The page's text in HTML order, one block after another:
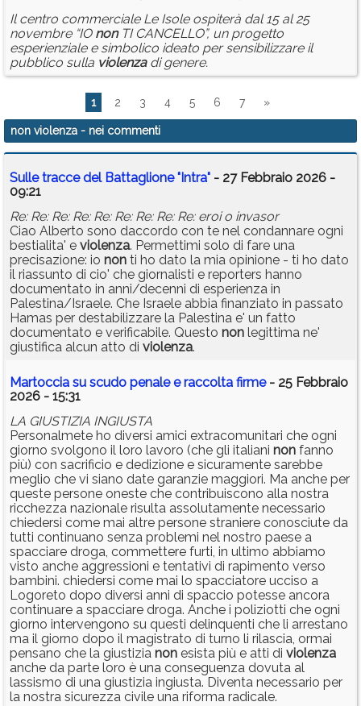
Il centro commerciale Le Isole ospiterà dal 15 al 25
novembre “IO nonTI CANCELLO”, un progetto
esperienziale e simbolico ideato per sensibilizzare il
pubblico sulla violenzadi genere.
1 2 3 4 5 6 7 »
non violenza - nei commenti
Sulle tracce del Battaglione "Intra" - 27 Febbraio 2026 -
09:21
Re: Re: Re: Re: Re: Re: Re: Re: Re: eroi o invasor
Ciao Alberto sono daccordo con te nel condannare ogni
bestialita' e violenza. Permettimi solo di fare una
precisazione: io non ti ho dato la mia opinione - ti ho dato
il riassunto di cio' che giornalisti e reporters hanno
documentato in anni/decenni di esperienza in
Palestina/Israele. Che Israele abbia finanziato in passato
Hamas per destabilizzare la Palestina e' un fatto
documentato e verificabile. Questo non legittima ne'
giustifica alcun atto di violenza.
Martoccia su scudo penale e raccolta firme- 25 Febbraio
2026 - 15:31
LA GIUSTIZIA INGIUSTA
Personalmete ho diversi amici extracomunitari che ogni
giorno svolgono il loro lavoro (che gli italiani non fanno
più) con sacrificio e dedizione e sicuramente sarebbe
meglio che vi siano date garanzie maggiori. Ma anche per
queste persone oneste che contribuiscono alla nostra
ricchezza nazionale risulta assolutamente necessario
chiedersi come mai altre persone straniere conosciute da
tutti continuano senza problemi nel nostro paese a
spacciare droga, commettere furti, in ultimo abbiamo
visto anche aggressioni e tentativi di rapimento verso
bambini. chiedersi come mai lo spacciatore ucciso a
Logoreto dopo diversi anni di spaccio potesse ancora
continuare a spacciare droga. Anche i poliziotti che ogni
giorno intervengono su questi delinquenti che li arrestano
ma il giorno dopo il magistrato di turno li rilascia, ormai
pensano che la giustizia non esista più e atti di violenza
anche da parte loro è una conseguenza dovuta al
lassismo di una giustizia ingiusta. Diventa necessario per
la nostra sicurezza civile una riforma radicale.